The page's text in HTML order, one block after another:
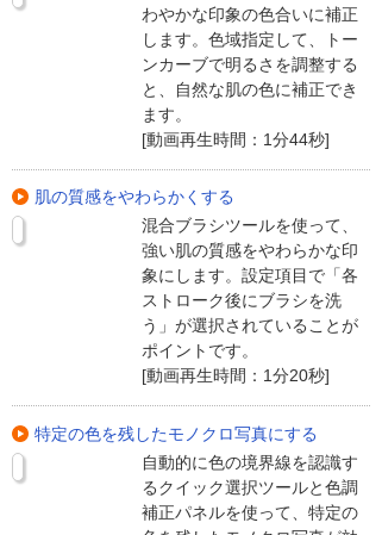
わやかな印象の色合いに補正
します。色域指定して、トー
ンカーブで明るさを調整する
と、自然な肌の色に補正でき
ます。
[動画再生時間：1分44秒]
肌の質感をやわらかくする
混合ブラシツールを使って、
強い肌の質感をやわらかな印
象にします。設定項目で「各
ストローク後にブラシを洗
う」が選択されていることが
ポイントです。
[動画再生時間：1分20秒]
特定の色を残したモノクロ写真にする
自動的に色の境界線を認識す
るクイック選択ツールと色調
補正パネルを使って、特定の